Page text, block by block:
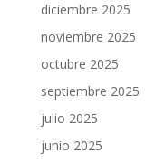
diciembre 2025
noviembre 2025
octubre 2025
septiembre 2025
julio 2025
junio 2025